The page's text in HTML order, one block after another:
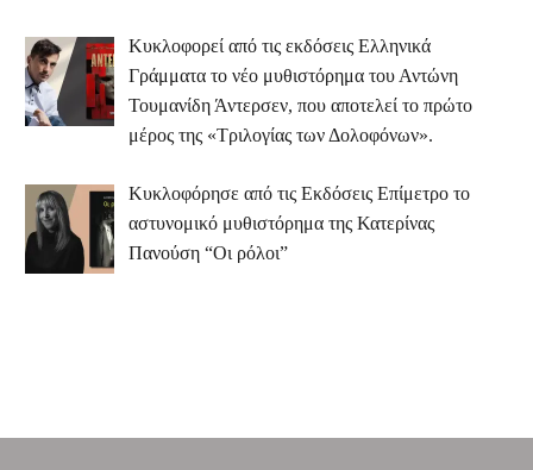
Κυκλοφορεί από τις εκδόσεις Ελληνικά
Γράμματα το νέο μυθιστόρημα του Αντώνη
Τουμανίδη Άντερσεν, που αποτελεί το πρώτο
μέρος της «Τριλογίας των Δολοφόνων».
Κυκλοφόρησε από τις Εκδόσεις Επίμετρο το
αστυνομικό μυθιστόρημα της Κατερίνας
Πανούση “Οι ρόλοι”